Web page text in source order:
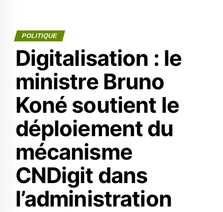
POLITIQUE
Digitalisation : le
ministre Bruno
Koné soutient le
déploiement du
mécanisme
CNDigit dans
l’administration